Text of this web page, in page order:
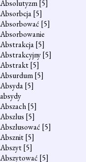
Absolutyzm[5]
Absorbcja[5]
Absorbować [5]
Absorbowanie
Abstrakcja[5]
Abstrakcyjny[5]
Abstrakt[5]
Absurdum[5]
Absyda[5]
absydy
Abszach[5]
Abszlus [5]
Abszlusować [5]
Absznit[5]
Abszyt[5]
Abszytować [5]